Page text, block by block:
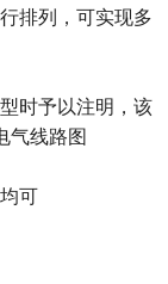
排列，可实现多
时予以注明，该
气线路图
可